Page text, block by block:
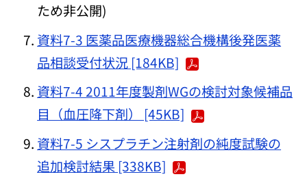
ため非公開)
資料7-3 医薬品医療機器総合機構後発医薬
品相談受付状況 [184KB]
資料7-4 2011年度製剤WGの検討対象候補品
目（血圧降下剤） [45KB]
資料7-5 シスプラチン注射剤の純度試験の
追加検討結果 [338KB]